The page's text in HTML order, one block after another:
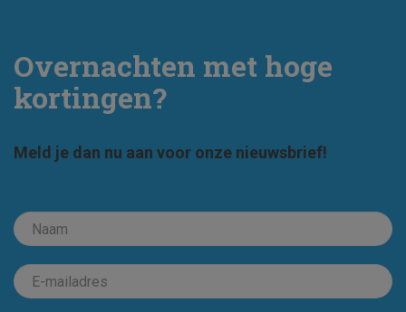
Overnachten met hoge
kortingen?
Meld je dan nu aan voor onze nieuwsbrief!